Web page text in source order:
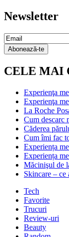
Newsletter
Email
Subscription
Abonează-te
CELE MAI
Experienţa
Experienţa
La Roche
Cum descarc
Căderea
Cum îmi fac
Experiența
Experiența
Măcinişul de
Skincare – ce
Tech
Favorite
Trucuri
Review-uri
Beauty